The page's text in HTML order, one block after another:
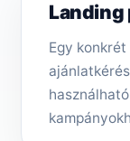
Landing
Egy